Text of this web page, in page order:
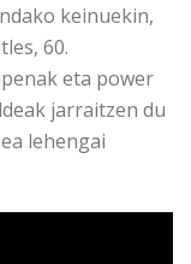
keinuekin,
60.
eta power
jarraitzen du
lehengai